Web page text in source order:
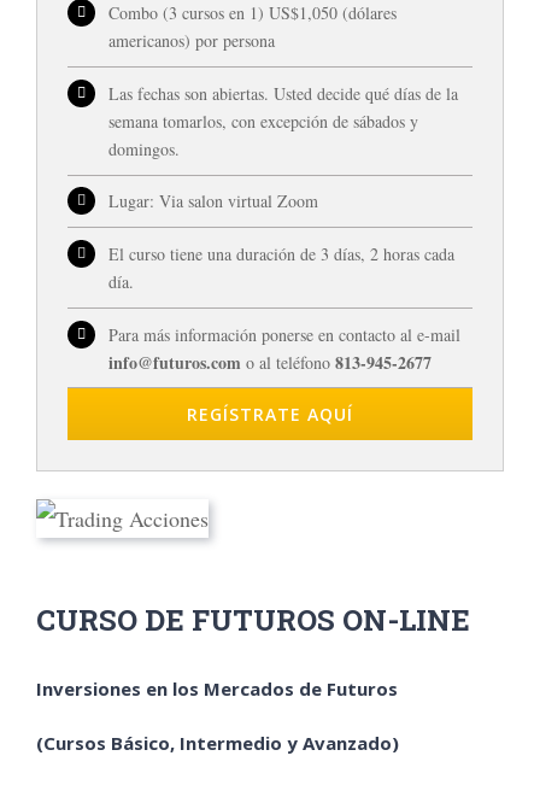
Combo (3 cursos en 1) US$1,050 (dólares
americanos) por persona
Las fechas son abiertas. Usted decide qué días de la
semana tomarlos, con excepción de sábados y
domingos.
Lugar: Via salon virtual Zoom
El curso tiene una duración de 3 días, 2 horas cada
día.
Para más información ponerse en contacto al e-mail
info@futuros.com o al teléfono 813-945-2677
REGÍSTRATE AQUÍ
CURSO DE FUTUROS ON-LINE
Inversiones en los Mercados de Futuros
(Cursos Básico, Intermedio y Avanzado)